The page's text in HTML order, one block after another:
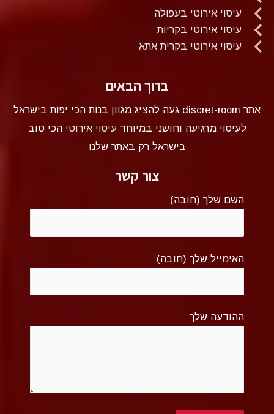
עיסוי אירוטי בעפולה
עיסוי אירוטי בקריות
עיסוי אירוטי בקרית אתא
ברוך הבאים
אתר discret-room געה להציג מגוון בנות הכי יפות בישראל
לעיסוי מרגיעה וחושני במיוחדעיסוי אירוטי הכי טוב
בישראל רק באתר שלנו
צור קשר
השם שלך (חובה)
האימייל שלך (חובה)
ההודעה שלך